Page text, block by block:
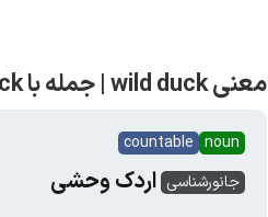
معنی wild duck | جمله با wild duck
noun
countable
جانورشناسی اردک وحشی